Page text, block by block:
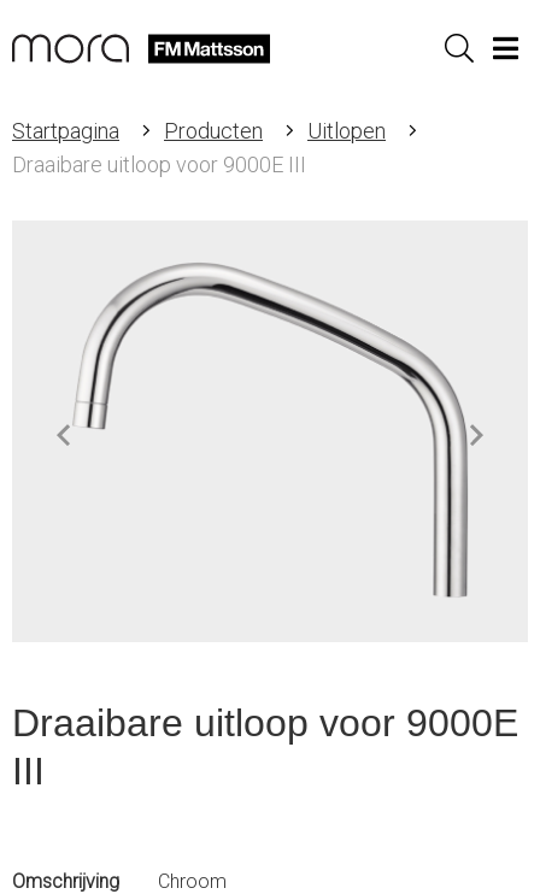
Sök
Startpagina Producten
Uitlopen
Draaibare uitloop voor 9000E III
Draaibare uitloop voor 9000E
III
Omschrijving
Chroom